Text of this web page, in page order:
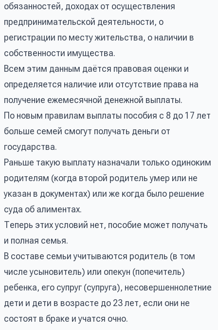
обязанностей, доходах от осуществления
предпринимательской деятельности, о
регистрации по месту жительства, о наличии в
собственности имущества.
Всем этим данным даётся правовая оценки и
определяется наличие или отсутствие права на
получение ежемесячной денежной выплаты.
По новым правилам выплаты пособия с 8 до 17 лет
больше семей смогут получать деньги от
государства.
Раньше такую выплату назначали только одиноким
родителям (когда второй родитель умер или не
указан в документах) или же когда было решение
суда об алиментах.
Теперь этих условий нет, пособие может получать
и полная семья.
В составе семьи учитываются родитель (в том
числе усыновитель) или опекун (попечитель)
ребенка, его супруг (супруга), несовершеннолетние
дети и дети в возрасте до 23 лет, если они не
состоят в браке и учатся очно.